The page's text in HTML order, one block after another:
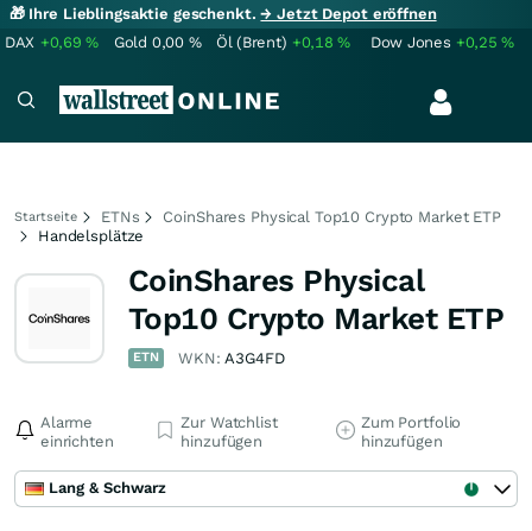
🎁 Ihre Lieblingsaktie geschenkt.→ Jetzt Depot eröffnen
DAX +0,69% Gold 0,00 % Öl (Brent) +0,18% Dow Jones +0,25%
Startseite ETNs
CoinShares Physical Top10 Crypto Market ETP
Handelsplätze
CoinShares Physical
Top10 Crypto Market ETP
ETN WKN:A3G4FD
Alarme
einrichten
Zur Watchlist
hinzufügen
Zum Portfolio
hinzufügen
Lang & Schwarz